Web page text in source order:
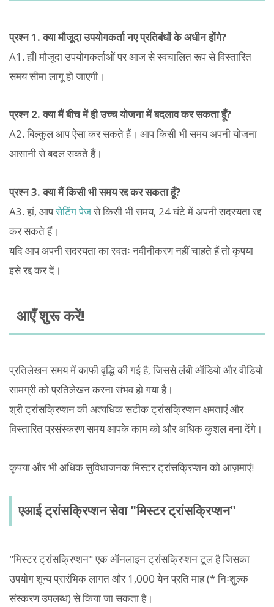
प्रश्न 1. क्या मौजूदा उपयोगकर्ता नए प्रतिबंधों के अधीन होंगे?
A1. हाँ! मौजूदा उपयोगकर्ताओं पर आज से स्वचालित रूप से विस्तारित
समय सीमा लागू हो जाएगी।
प्रश्न 2. क्या मैं बीच में ही उच्च योजना में बदलाव कर सकता हूँ?
A2. बिल्कुल आप ऐसा कर सकते हैं। आप किसी भी समय अपनी योजना
आसानी से बदल सकते हैं।
प्रश्न 3. क्या मैं किसी भी समय रद्द कर सकता हूँ?
A3. हां, आपसेटिंग पेजसे किसी भी समय, 24 घंटे में अपनी सदस्यता रद्द
कर सकते हैं।
यदि आप अपनी सदस्यता का स्वतः नवीनीकरण नहीं चाहते हैं तो कृपया
इसे रद्द कर दें।
आएँ शुरू करें!
प्रतिलेखन समय में काफी वृद्धि की गई है, जिससे लंबी ऑडियो और वीडियो
सामग्री को प्रतिलेखन करना संभव हो गया है।
श्री ट्रांसक्रिप्शन की अत्यधिक सटीक ट्रांसक्रिप्शन क्षमताएं और
विस्तारित प्रसंस्करण समय आपके काम को और अधिक कुशल बना देंगे।
कृपया और भी अधिक सुविधाजनक मिस्टर ट्रांसक्रिप्शन को आज़माएं!
एआई ट्रांसक्रिप्शन सेवा "मिस्टर ट्रांसक्रिप्शन"
"मिस्टर ट्रांसक्रिप्शन" एक ऑनलाइन ट्रांसक्रिप्शन टूल है जिसका
उपयोग शून्य प्रारंभिक लागत और 1,000 येन प्रति माह (* निःशुल्क
संस्करण उपलब्ध) से किया जा सकता है।